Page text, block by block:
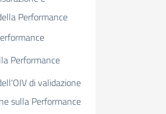
Performance
Performance
di validazione
sulla Performance